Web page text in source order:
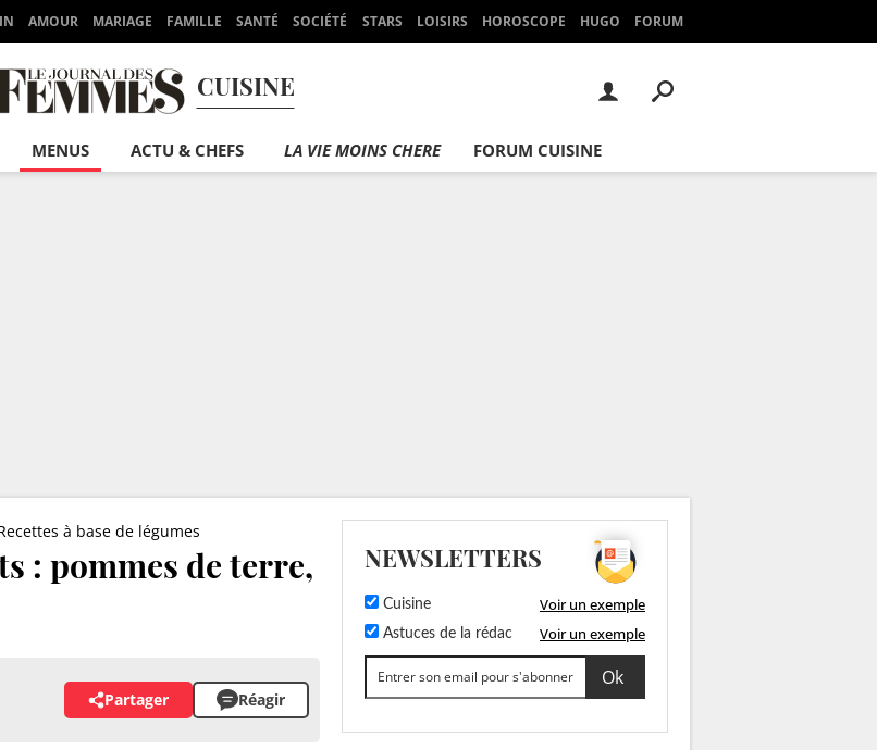
AMOUR MARIAGE FAMILLE SANTÉ SOCIÉTÉ STARS LOISIRS HOROSCOPE HUGO FORUM
CUISINE
MENUS ACTU & CHEFS LA VIE MOINS CHERE FORUM CUISINE
à base de légumes
: pommes de terre,
Partager Réagir
NEWSLETTERS
Cuisine Voir un exemple
Astuces de la rédac Voir un exemple